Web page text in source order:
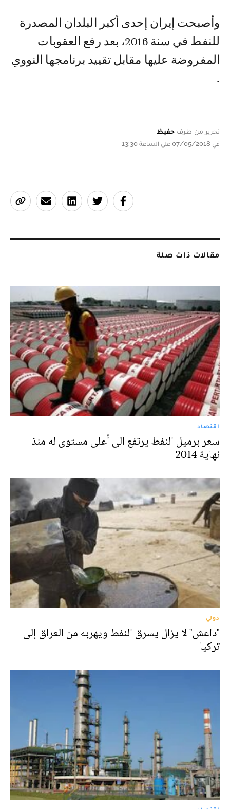
وأصبحت إيران إحدى أكبر البلدان المصدرة
للنفط في سنة 2016، بعد رفع العقوبات
المفروضة عليها مقابل تقييد برنامجها النووي
.
تحرير من طرف حفيظ
في 07/05/2018 على الساعة 13:30
مقالات ذات صلة
اقتصاد
سعر برميل النفط يرتفع الى أعلى مستوى له منذ
نهاية 2014
دولي
"داعش" لا يزال يسرق النفط ويهربه من العراق إلى
تركيا